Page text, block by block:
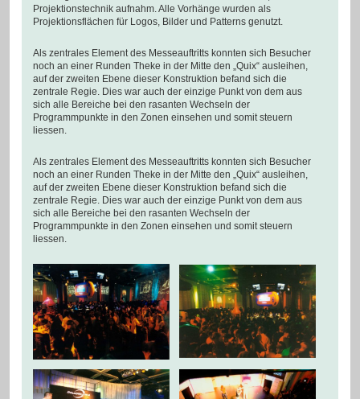
Projektionstechnik aufnahm. Alle Vorhänge wurden als
Projektionsflächen für Logos, Bilder und Patterns genutzt.
Als zentrales Element des Messeauftritts konnten sich Besucher
noch an einer Runden Theke in der Mitte den „Quix“ ausleihen,
auf der zweiten Ebene dieser Konstruktion befand sich die
zentrale Regie. Dies war auch der einzige Punkt von dem aus
sich alle Bereiche bei den rasanten Wechseln der
Programmpunkte in den Zonen einsehen und somit steuern
liessen.
Als zentrales Element des Messeauftritts konnten sich Besucher
noch an einer Runden Theke in der Mitte den „Quix“ ausleihen,
auf der zweiten Ebene dieser Konstruktion befand sich die
zentrale Regie. Dies war auch der einzige Punkt von dem aus
sich alle Bereiche bei den rasanten Wechseln der
Programmpunkte in den Zonen einsehen und somit steuern
liessen.